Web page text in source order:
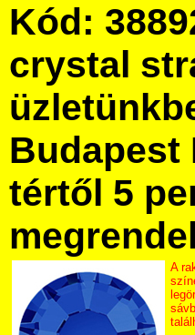
Kód:
crystal
Budapest
tértől 5
A